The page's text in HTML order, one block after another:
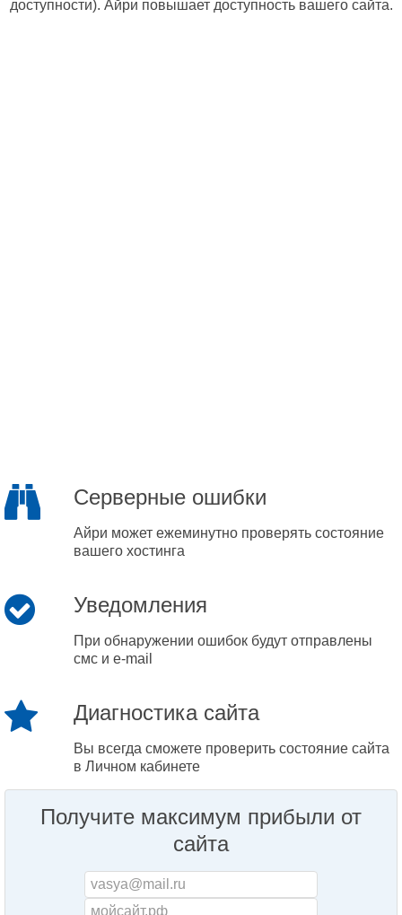
доступности). Айри повышает доступность вашего сайта.
Серверные ошибки
Айри может ежеминутно проверять состояние
вашего хостинга
Уведомления
При обнаружении ошибок будут отправлены
смс и e-mail
Диагностика сайта
Вы всегда сможете проверить состояние сайта
в Личном кабинете
Получите максимум прибыли от
сайта